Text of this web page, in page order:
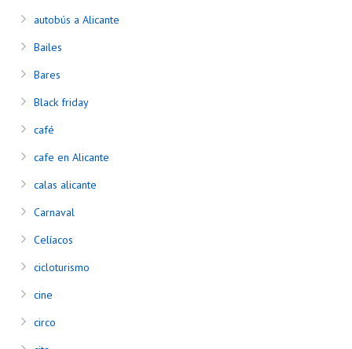
autobús a Alicante
Bailes
Bares
Black friday
café
cafe en Alicante
calas alicante
Carnaval
Celíacos
cicloturismo
cine
circo